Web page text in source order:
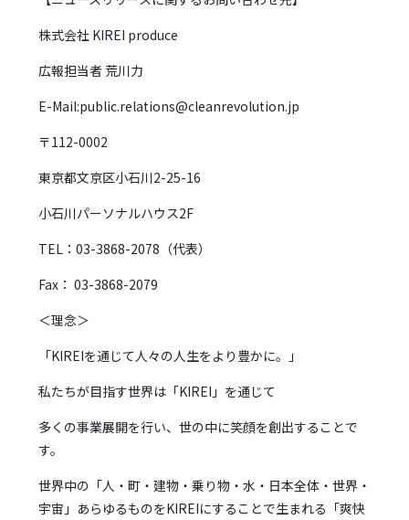
株式会社 KIREI produce
広報担当者 荒川力
E-Mail:public.relations@cleanrevolution.jp
〒112-0002
東京都文京区小石川2-25-16
小石川パーソナルハウス2F
TEL：03-3868-2078（代表）
Fax： 03-3868-2079
＜理念＞
「KIREIを通じて人々の人生をより豊かに。」
私たちが目指す世界は「KIREI」を通じて
多くの事業展開を行い、世の中に笑顔を創出することで
す。
世界中の「人・町・建物・乗り物・水・日本全体・世界・
宇宙」あらゆるものをKIREIにすることで生まれる「爽快